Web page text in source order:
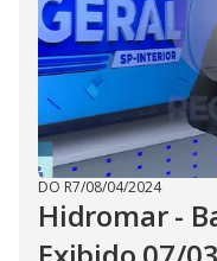
DO R7/08/04/2024
Hidromar -